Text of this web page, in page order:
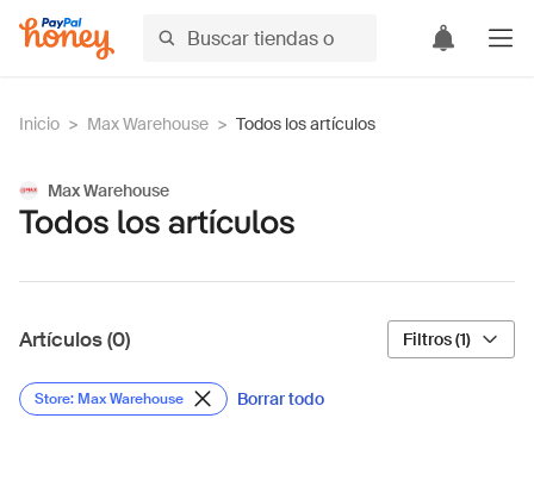
Inicio > Max Warehouse > Todos los artículos
Max Warehouse
Todos los artículos
Artículos (0) Filtros (1)
Store: Max Warehouse Borrar todo